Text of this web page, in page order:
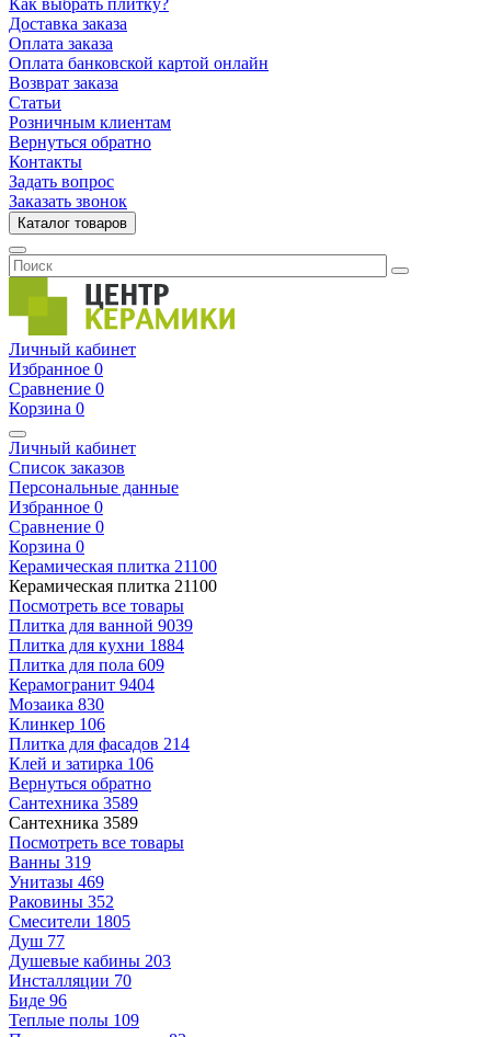
Как выбрать плитку?
Доставка заказа
Оплата заказа
Оплата банковской картой онлайн
Возврат заказа
Статьи
Розничным клиентам
Вернуться обратно
Контакты
Задать вопрос
Заказать звонок
Каталог товаров
Личный кабинет
Избранное 0
Сравнение 0
Корзина 0
Личный кабинет
Список заказов
Персональные данные
Избранное 0
Сравнение 0
Корзина 0
Керамическая плитка 21100
Керамическая плитка 21100
Посмотреть все товары
Плитка для ванной 9039
Плитка для кухни 1884
Плитка для пола 609
Керамогранит 9404
Мозаика 830
Клинкер 106
Плитка для фасадов 214
Клей и затирка 106
Вернуться обратно
Сантехника 3589
Сантехника 3589
Посмотреть все товары
Ванны 319
Унитазы 469
Раковины 352
Смесители 1805
Душ 77
Душевые кабины 203
Инсталляции 70
Биде 96
Теплые полы 109